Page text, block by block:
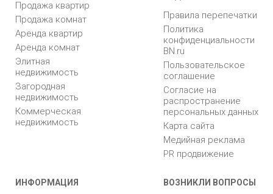
Продажа квартир
Продажа комнат
Аренда квартир
Аренда комнат
Элитная
недвижимость
Загородная
недвижимость
Коммерческая
недвижимость
Правила перепечатки
Политика
конфиденциальности
BN.ru
Пользовательское
соглашение
Согласие на
распространение
персональных данных
Карта сайта
Медийная реклама
PR продвижение
ИНФОРМАЦИЯ ВОЗНИКЛИ ВОПРОСЫ